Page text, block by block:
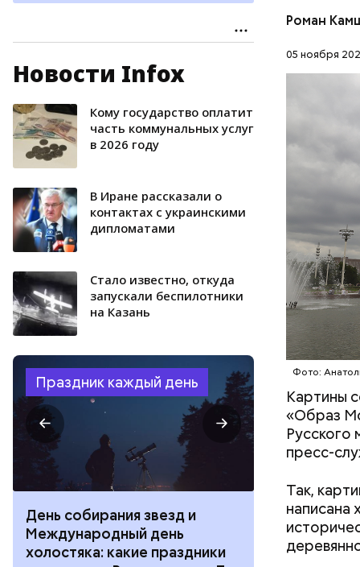
Новости Infox
Кому государство оплатит
часть коммунальных услуг
в 2026 году
В Иране рассказали о
контактах с украинскими
дипломатами
Стало известно, откуда
запускали беспилотники
на Казань
Праздник каждый день
День собирания звезд и
Международный день
холостяка: какие праздники
День
и
Роман
05 ноября
Фото:
Картины
«Образ
Русского
пресс-
Так,
написана
В свою
день»,